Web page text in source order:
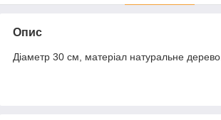
Опис
Діаметр 30 см, матеріал натуральне дерево.